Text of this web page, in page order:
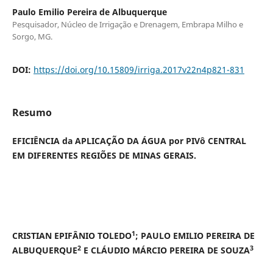
Paulo Emilio Pereira de Albuquerque
Pesquisador, Núcleo de Irrigação e Drenagem, Embrapa Milho e
Sorgo, MG.
DOI: https://doi.org/10.15809/irriga.2017v22n4p821-831
Resumo
EFICIÊNCIA da APLICAÇÃO DA ÁGUA por PIVô CENTRAL
EM DIFERENTES REGIÕES DE MINAS GERAIS.
CRISTIAN EPIFÂNIO TOLEDO1; PAULO EMILIO PEREIRA DE
ALBUQUERQUE2E CLÁUDIO MÁRCIO PEREIRA DE SOUZA3